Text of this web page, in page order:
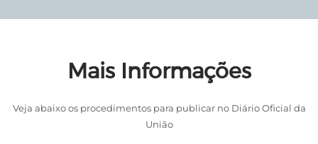
Mais Informações
Veja abaixo os procedimentos para publicar no Diário Oficial da
União